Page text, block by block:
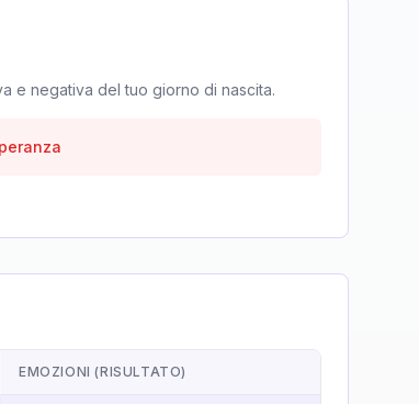
e negativa del tuo giorno di nascita.
EMOZIONI (RISULTATO)